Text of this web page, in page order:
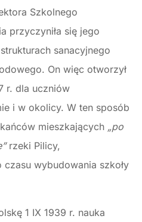
Szkolnego
przyczyniła się jego
sanacyjnego
On więc otworzył
r. dla uczniów
i w okolicy. W ten sposób
mieszkających „po
rzeki Pilicy,
wybudowania szkoły
1 IX 1939 r. nauka